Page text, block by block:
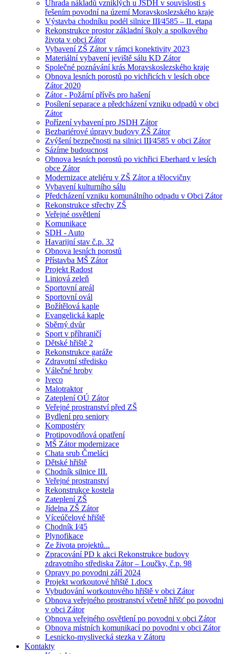
Úhrada nákladů vzniklých u JSDH v souvislosti s
řešením povodní na území Moravskoslezského kraje
Výstavba chodníku podél silnice III⁄4585 – II. etapa
Rekonstrukce prostor základní školy a spolkového
života v obci Zátor
Vybavení ZŠ Zátor v rámci konektivity 2023
Materiální vybavení jeviště sálu KD Zátor
Společné poznávání krás Moravskoslezského kraje
Obnova lesních porostů po vichřicích v lesích obce
Zátor 2020
Zátor - Požární přívěs pro hašení
Posílení separace a předcházení vzniku odpadů v obci
Zátor
Pořízení vybavení pro JSDH Zátor
Bezbariérové úpravy budovy ZŠ Zátor
Zvýšení bezpečnosti na silnici III⁄4585 v obci Zátor
Sázíme budoucnost
Obnova lesních porostů po vichřici Eberhard v lesích
obce Zátor
Modernizace ateliéru v ZŠ Zátor a tělocvičny
Vybavení kulturního sálu
Předcházení vzniku komunálního odpadu v Obci Zátor
Rekonstrukce střechy ZŠ
Veřejné osvětlení
Komunikace
SDH - Auto
Havarijní stav č.p. 32
Obnova lesních porostů
Přístavba MŠ Zátor
Projekt Radost
Liniová zeleň
Sportovní areál
Sportovní ovál
Božítělová kaple
Evangelická kaple
Sběrný dvůr
Sport v příhraničí
Dětské hřiště 2
Rekonstrukce garáže
Zdravotní středisko
Válečné hroby
Iveco
Malotraktor
Zateplení OÚ Zátor
Veřejné prostranství před ZŠ
Bydlení pro seniory
Kompostéry
Protipovodňová opatření
MŠ Zátor modernizace
Chata srub Čmeláci
Dětské hřiště
Chodník silnice III.
Veřejné prostranství
Rekonstrukce kostela
Zateplení ZŠ
Jídelna ZŠ Zátor
Víceúčelové hřiště
Chodník I⁄45
Plynofikace
Ze života projektů...
Zpracování PD k akci Rekonstrukce budovy
zdravotního střediska Zátor – Loučky, č.p. 98
Opravy po povodni září 2024
Projekt workoutové hřiště 1.docx
Vybudování workoutového hřiště v obci Zátor
Obnova veřejného prostranství včetně hřišť po povodni
v obci Zátor
Obnova veřejného osvětlení po povodni v obci Zátor
Obnova místních komunikací po povodni v obci Zátor
Lesnicko-myslivecká stezka v Zátoru
Kontakty